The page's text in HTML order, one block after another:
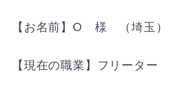
【お名前】O 様 （埼玉）
【現在の職業】フリーター